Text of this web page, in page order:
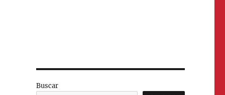
Buscar